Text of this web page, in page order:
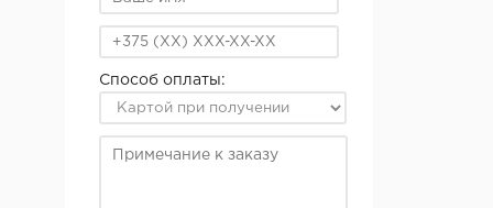
Способ оплаты: